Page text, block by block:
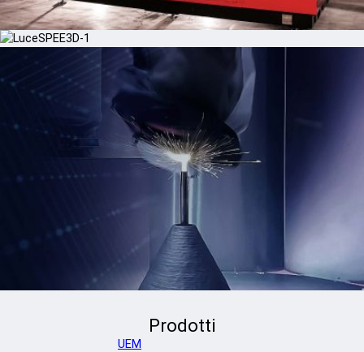
Prodotti
UEM